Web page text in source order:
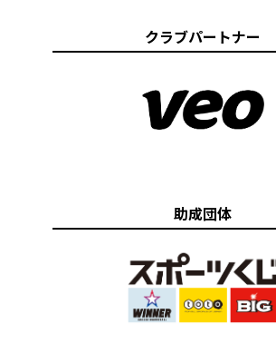
クラブパートナー
助成団体